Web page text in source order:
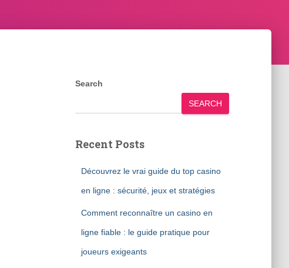
Search
SEARCH
Recent Posts
Découvrez le vrai guide du top casino
en ligne : sécurité, jeux et stratégies
Comment reconnaître un casino en
ligne fiable : le guide pratique pour
joueurs exigeants